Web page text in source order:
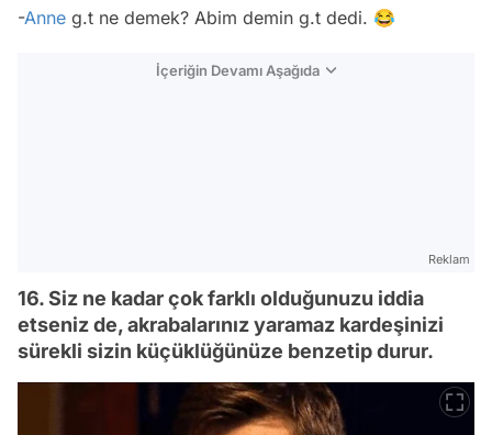
-Anne g.t ne demek? Abim demin g.t dedi. 😂
İçeriğin Devamı Aşağıda
Reklam
16. Siz ne kadar çok farklı olduğunuzu iddia
etseniz de, akrabalarınız yaramaz kardeşinizi
sürekli sizin küçüklüğünüze benzetip durur.